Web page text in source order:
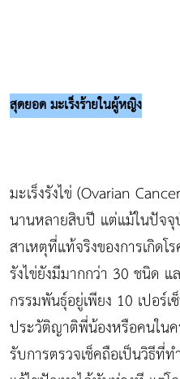
สุดยอด มะเร็งร้ายในผู้หญิง
มะเร็งรังไข่ (Ovarian
นานหลายสิบปี แต่แม้ในปัจจุ
สาเหตุที่แท้จริงของการเกิดโ
รังไข่ยังมีมากกว่า 30 ชนิด แ
กรรมพันธุ์อยู่เพียง 10 เปอร์
ประวัติญาติพี่น้องหรือคนในค
รับการตรวจเช็คถือเป็นวิธีที่